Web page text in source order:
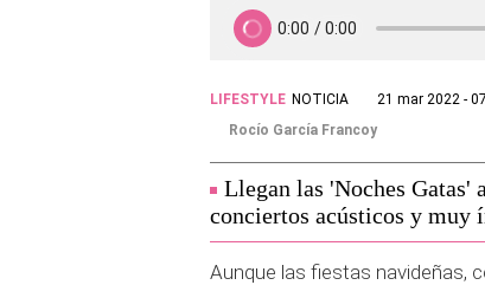
LIFESTYLE NOTICIA
21 mar 2022 -
Rocío García Francoy
Llegan las 'Noches
conciertos acústicos y muy
Aunque las fiestas navideñas,